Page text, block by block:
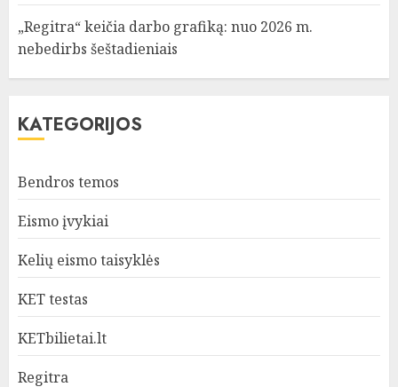
„Regitra“ keičia darbo grafiką: nuo 2026 m.
nebedirbs šeštadieniais
KATEGORIJOS
Bendros temos
Eismo įvykiai
Kelių eismo taisyklės
KET testas
KETbilietai.lt
Regitra